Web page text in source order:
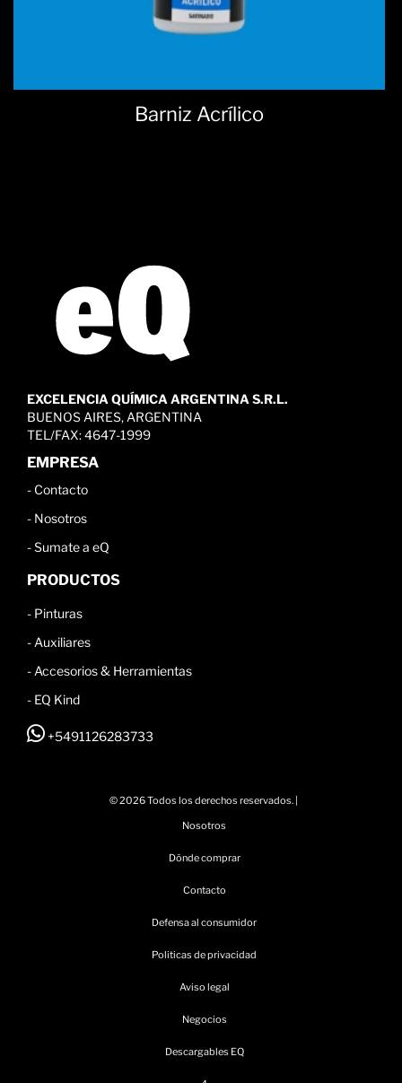
Barniz Acrílico
EXCELENCIA QUÍMICA ARGENTINA S.R.L.
BUENOS AIRES, ARGENTINA
TEL/FAX: 4647-1999
EMPRESA
- Contacto
- Nosotros
-Sumate a eQ
PRODUCTOS
- Pinturas
- Auxiliares
- Accesorios & Herramientas
- EQ Kind
+5491126283733
© 2026 Todos los derechos reservados. |
Nosotros
Dónde comprar
Contacto
Defensa al consumidor
Politicas de privacidad
Aviso legal
Negocios
Descargables EQ